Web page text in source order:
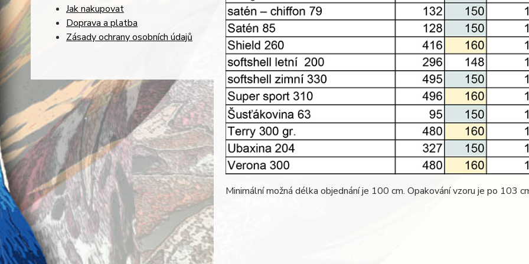
Jak nakupovat
Doprava a platba
Zásady ochrany osobních údajů
Minimální možná délka objednání je 100 cm. Opakování vzoru je po 103